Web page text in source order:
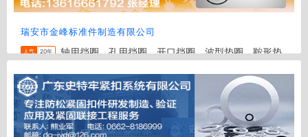
瑞安市金峰标准件制造有限公司
人气 20年
轴用挡圈，孔用挡圈，开口挡圈，波型垫圈，鞍形垫
圈，内锯齿锁紧垫圈，外锯齿锁紧垫圈，锥形垫圈，止动环，
卡环，钢丝挡圈等
地区:温州 电话:0577-66071227